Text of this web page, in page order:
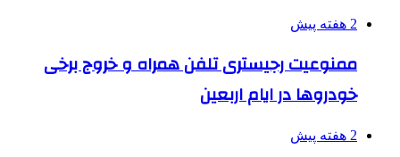
2 هفته پیش
ممنوعیت رجیستری تلفن همراه و خروج برخی
خودروها در ایام اربعین
2 هفته پیش